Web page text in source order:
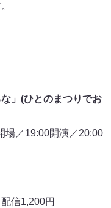
」(ひとのまつりでお
場／19:00開演／20:00
信1,200円